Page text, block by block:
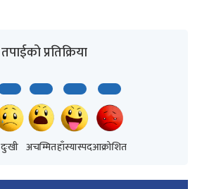
तपाईको प्रतिक्रिया
दुःखी अचम्मितहाँस्यास्पदआक्रोशित